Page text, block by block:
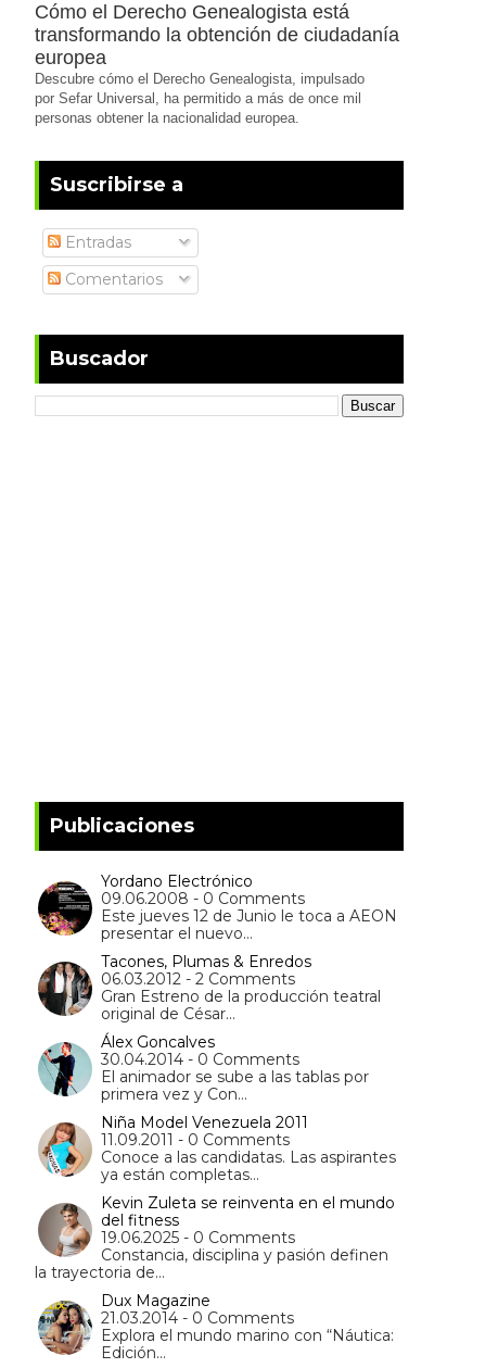
Cómo el Derecho Genealogista está
transformando la obtención de ciudadanía
europea
Descubre cómo el Derecho Genealogista, impulsado
por Sefar Universal, ha permitido a más de once mil
personas obtener la nacionalidad europea.
Suscribirse a
Entradas
Comentarios
Buscador
Publicaciones
Yordano Electrónico
09.06.2008 - 0 Comments
Este jueves 12 de Junio le toca a AEON
presentar el nuevo…
Tacones, Plumas & Enredos
06.03.2012 - 2 Comments
Gran Estreno de la producción teatral
original de César…
Álex Goncalves
30.04.2014 - 0 Comments
El animador se sube a las tablas por
primera vez y Con…
Niña Model Venezuela 2011
11.09.2011 - 0 Comments
Conoce a las candidatas. Las aspirantes
ya están completas…
Kevin Zuleta se reinventa en el mundo
del fitness
19.06.2025 - 0 Comments
Constancia, disciplina y pasión definen
la trayectoria de…
Dux Magazine
21.03.2014 - 0 Comments
Explora el mundo marino con “Náutica:
Edición…